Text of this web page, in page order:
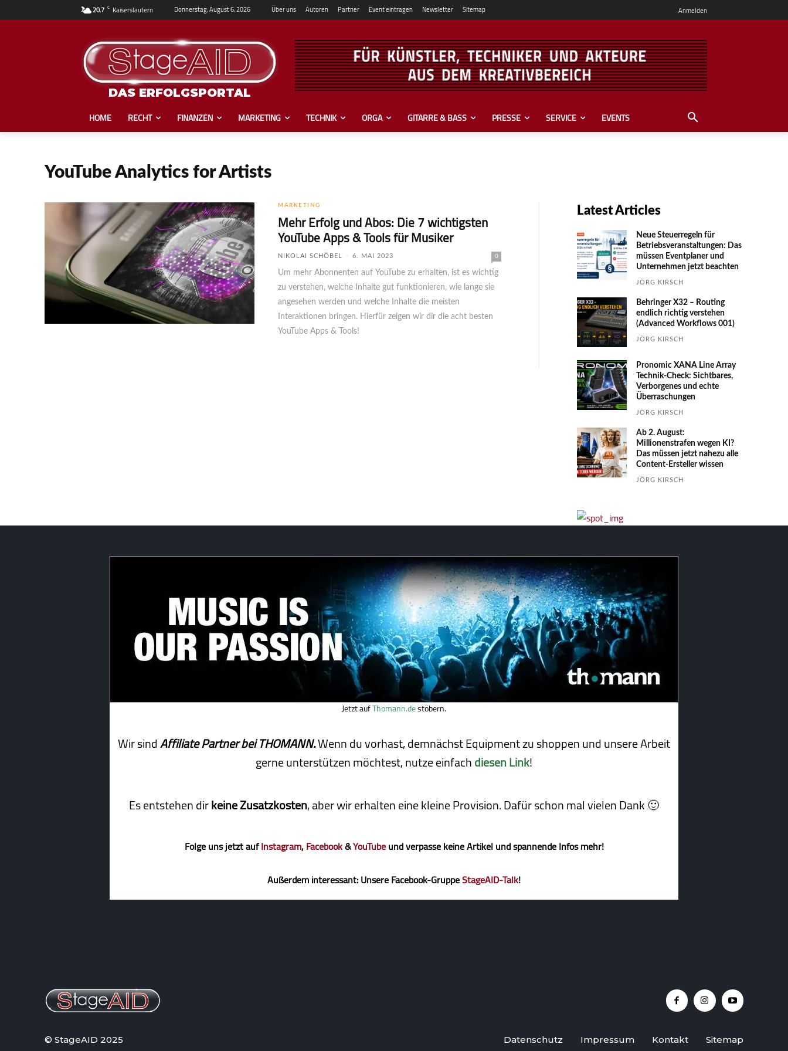
20.7 C Kaiserslautern Donnerstag, August 6, 2026 Über uns Autoren Partner Event eintragen Newsletter Sitemap Anmelden
DAS ERFOLGSPORTAL
HOME RECHT FINANZEN MARKETING TECHNIK ORGA GITARRE & BASS PRESSE SERVICE EVENTS
YouTube Analytics for Artists
MARKETING
Mehr Erfolg und Abos: Die 7 wichtigsten
YouTube Apps & Tools für Musiker
NIKOLAI SCHÖBEL - 6. MAI 2023 0
Um mehr Abonnenten auf YouTube zu erhalten, ist es wichtig
zu verstehen, welche Inhalte gut funktionieren, wie lange sie
angesehen werden und welche Inhalte die meisten
Interaktionen bringen. Hierfür zeigen wir dir die acht besten
YouTube Apps & Tools!
Latest Articles
Neue Steuerregeln für
Betriebsveranstaltungen: Das
müssen Eventplaner und
Unternehmen jetzt beachten
JÖRG KIRSCH
Behringer X32 – Routing
endlich richtig verstehen
(Advanced Workflows 001)
JÖRG KIRSCH
Pronomic XANA Line Array
Technik-Check: Sichtbares,
Verborgenes und echte
Überraschungen
JÖRG KIRSCH
Ab 2. August:
Millionenstrafen wegen KI?
Das müssen jetzt nahezu alle
Content-Ersteller wissen
JÖRG KIRSCH
Jetzt aufThomann.destöbern.
Wir sindAffiliate Partner bei THOMANN.Wenn du vorhast, demnächst Equipment zu shoppen und unsere Arbeit
gerne unterstützen möchtest, nutze einfachdiesen Link!
Es entstehen dirkeine Zusatzkosten, aber wir erhalten eine kleine Pro­vi­sion. Dafür schon mal vielen Dank 🙂
Folge uns jetzt aufInstagram,Facebook&YouTubeund verpasse keine Artikel und spannende Infos mehr!
Außerdem interessant: Unsere Facebook-GruppeStageAID-Talk!
© StageAID 2025 Datenschutz Impressum Kontakt Sitemap